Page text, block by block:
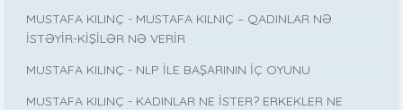
MUSTAFA KILINÇ - MUSTAFA KILNIÇ – QADINLAR NƏ
İSTƏYİR-KİŞİLƏR NƏ VERİR
MUSTAFA KILINÇ - NLP İLE BAŞARININ İÇ OYUNU
MUSTAFA KILINÇ - KADINLAR NE İSTER? ERKEKLER NE